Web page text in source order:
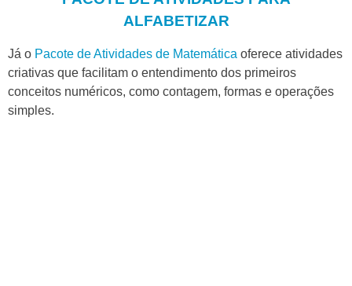
ALFABETIZAR
Já o Pacote de Atividades de Matemática oferece atividades
criativas que facilitam o entendimento dos primeiros
conceitos numéricos, como contagem, formas e operações
simples.